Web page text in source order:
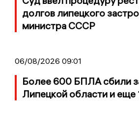
долгов липецкого
министра СССР
06/08/2026 09:01
Более 600 БПЛА сбили
Липецкой области и еще